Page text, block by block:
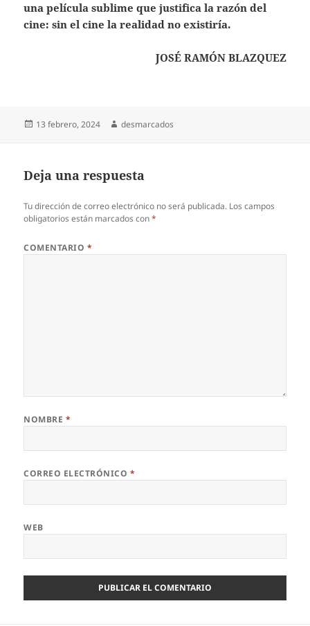
una película sublime que justifica la razón del
cine: sin el cine la realidad no existiría.
JOSÉ RAMÓN BLAZQUEZ
Publicado
13 febrero, 2024 Autor
desmarcados
Deja una respuesta
Tu dirección de correo electrónico no será publicada. Los campos
obligatorios están marcados con*
COMENTARIO *
NOMBRE *
CORREO ELECTRÓNICO *
WEB